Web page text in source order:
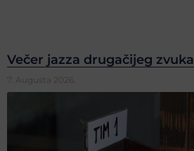
Večer jazza drugačijeg zvuka
7. Augusta 2026.